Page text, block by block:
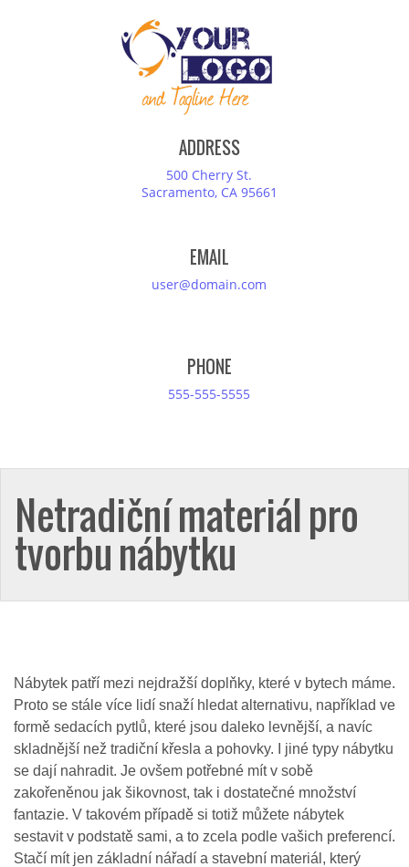
ADDRESS
500 Cherry St.
Sacramento, CA 95661
EMAIL
user@domain.com
PHONE
555-555-5555
Netradiční materiál pro
tvorbu nábytku
Nábytek patří mezi nejdražší doplňky, které v bytech máme.
Proto se stále více lidí snaží hledat alternativu, například ve
formě sedacích pytlů, které jsou daleko levnější, a navíc
skladnější než tradiční křesla a pohovky. I jiné typy nábytku
se dají nahradit. Je ovšem potřebné mít v sobě
zakořeněnou jak šikovnost, tak i dostatečné množství
fantazie. V takovém případě si totiž můžete nábytek
sestavit v podstatě sami, a to zcela podle vašich preferencí.
Stačí mít jen základní nářadí a stavební materiál, který